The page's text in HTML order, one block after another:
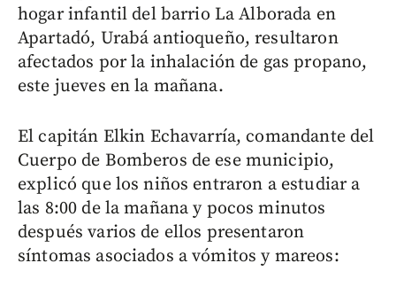
hogar infantil del barrio La Alborada en
Apartadó, Urabá antioqueño, resultaron
afectados por la inhalación de gas propano,
este jueves en la mañana.
El capitán Elkin Echavarría, comandante del
Cuerpo de Bomberos de ese municipio,
explicó que los niños entraron a estudiar a
las 8:00 de la mañana y pocos minutos
después varios de ellos presentaron
síntomas asociados a vómitos y mareos: